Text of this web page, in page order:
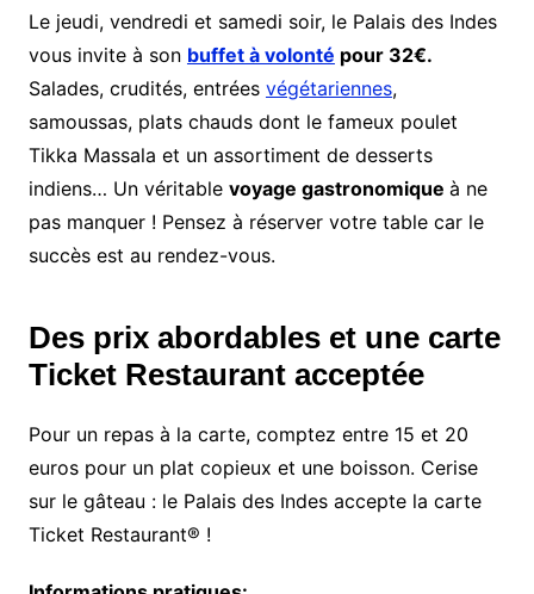
Le jeudi, vendredi et samedi soir, le Palais des Indes
vous invite à son buffet à volonté pour 32€.
Salades, crudités, entrées végétariennes,
samoussas, plats chauds dont le fameux poulet
Tikka Massala et un assortiment de desserts
indiens… Un véritable voyage gastronomique à ne
pas manquer ! Pensez à réserver votre table car le
succès est au rendez-vous.
Des prix abordables et une carte
Ticket Restaurant acceptée
Pour un repas à la carte, comptez entre 15 et 20
euros pour un plat copieux et une boisson. Cerise
sur le gâteau : le Palais des Indes accepte la carte
Ticket Restaurant® !